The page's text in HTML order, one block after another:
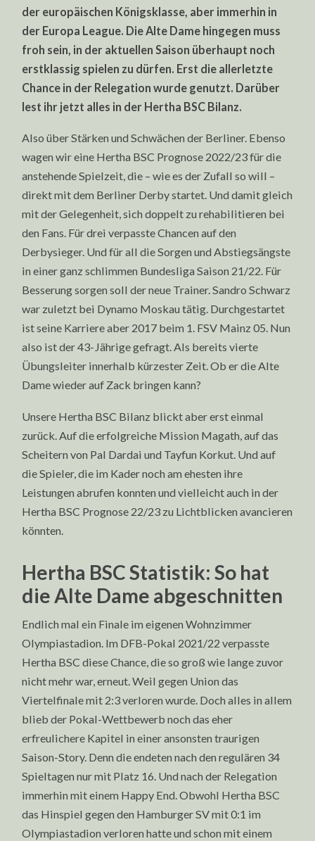
der europäischen Königsklasse, aber immerhin in
der Europa League. Die Alte Dame hingegen muss
froh sein, in der aktuellen Saison überhaupt noch
erstklassig spielen zu dürfen. Erst die allerletzte
Chance in der Relegation wurde genutzt. Darüber
lest ihr jetzt alles in der Hertha BSC Bilanz.
Also über Stärken und Schwächen der Berliner. Ebenso
wagen wir eine Hertha BSC Prognose 2022/23 für die
anstehende Spielzeit, die – wie es der Zufall so will –
direkt mit dem Berliner Derby startet. Und damit gleich
mit der Gelegenheit, sich doppelt zu rehabilitieren bei
den Fans. Für drei verpasste Chancen auf den
Derbysieger. Und für all die Sorgen und Abstiegsängste
in einer ganz schlimmen Bundesliga Saison 21/22. Für
Besserung sorgen soll der neue Trainer. Sandro Schwarz
war zuletzt bei Dynamo Moskau tätig. Durchgestartet
ist seine Karriere aber 2017 beim 1. FSV Mainz 05. Nun
also ist der 43-Jährige gefragt. Als bereits vierte
Übungsleiter innerhalb kürzester Zeit. Ob er die Alte
Dame wieder auf Zack bringen kann?
Unsere Hertha BSC Bilanz blickt aber erst einmal
zurück. Auf die erfolgreiche Mission Magath, auf das
Scheitern von Pal Dardai und Tayfun Korkut. Und auf
die Spieler, die im Kader noch am ehesten ihre
Leistungen abrufen konnten und vielleicht auch in der
Hertha BSC Prognose 22/23 zu Lichtblicken avancieren
könnten.
Hertha BSC Statistik: So hat
die Alte Dame abgeschnitten
Endlich mal ein Finale im eigenen Wohnzimmer
Olympiastadion. Im DFB-Pokal 2021/22 verpasste
Hertha BSC diese Chance, die so groß wie lange zuvor
nicht mehr war, erneut. Weil gegen Union das
Viertelfinale mit 2:3 verloren wurde. Doch alles in allem
blieb der Pokal-Wettbewerb noch das eher
erfreulichere Kapitel in einer ansonsten traurigen
Saison-Story. Denn die endeten nach den regulären 34
Spieltagen nur mit Platz 16. Und nach der Relegation
immerhin mit einem Happy End. Obwohl Hertha BSC
das Hinspiel gegen den Hamburger SV mit 0:1 im
Olympiastadion verloren hatte und schon mit einem